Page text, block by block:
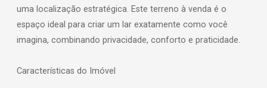
uma localização estratégica. Este terreno à venda é o
espaço ideal para criar um lar exatamente como você
imagina, combinando privacidade, conforto e praticidade.
Características do Imóvel